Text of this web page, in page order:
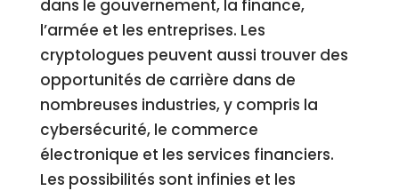
dans le gouvernement, la finance,
l’armée et les entreprises. Les
cryptologues peuvent aussi trouver des
opportunités de carrière dans de
nombreuses industries, y compris la
cybersécurité, le commerce
électronique et les services financiers.
Les possibilités sont infinies et les